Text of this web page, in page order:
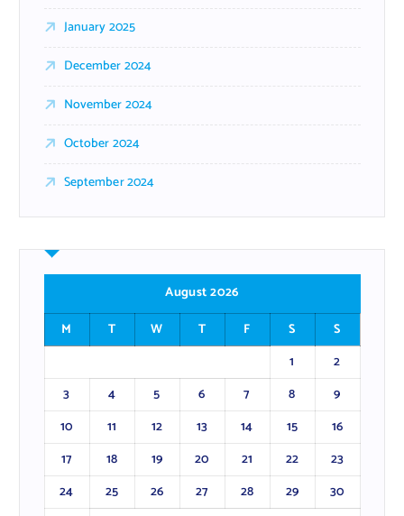
January 2025
December 2024
November 2024
October 2024
September 2024
August 2026
M
T W T F S
S
1
2
3
4 5 6 7 8
9
10
11 12 13 14 15
16
17
18 19 20 21 22
23
24
25 26 27 28 29
30